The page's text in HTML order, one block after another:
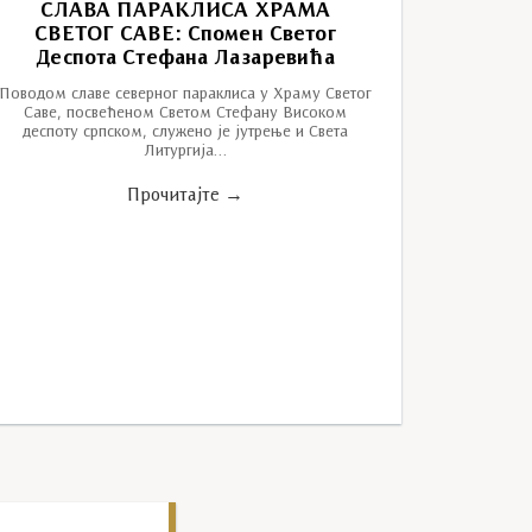
СЛАВА ПАРАКЛИСА ХРАМА
СВЕТОГ САВЕ: Спомен Светог
Деспота Стефана Лазаревића
Поводом славе северног параклиса у Храму Светог
Саве, посвећеном Светом Стефану Високом
деспоту српском, служено је јутрење и Света
Литургија…
Прочитајте →